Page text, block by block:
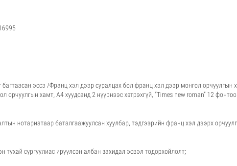
эссэ /Франц хэл дээр суралцах бол франц хэл дээр монгол орчуулгын
орчуулгын хамт, A4 хуудсанд 2 нүүрнээс хэтрэхгүй, “Times new roman” 12
нотариатаар баталгаажуулсан хуулбар, тэдгээрийн франц хэл дээрх
тухай сургуулиас ирүүлсэн албан захидал эсвэл тодорхойлолт;